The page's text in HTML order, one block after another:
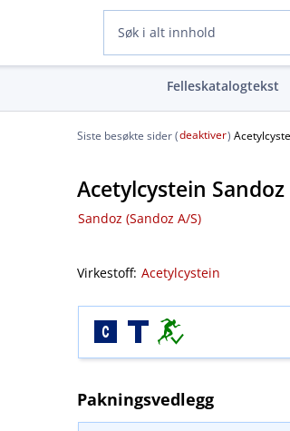
Felleskatalogtekst
Siste besøkte sider (deaktiver)
Acetylcystein Sandoz
Sandoz (Sandoz A​/​S)
Virkestoff: Acetylcystein
Pakningsvedlegg